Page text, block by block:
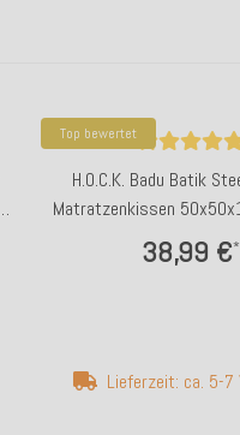
Top bewertet
H.O.C.K. Badu Batik
Matratzenkissen
orange
38,99 €*
Lieferzeit: ca. 5-7